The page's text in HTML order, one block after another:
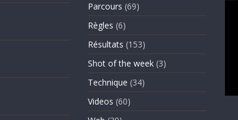
Parcours (69)
Règles (6)
Résultats (153)
Shot of the week (3)
Technique (34)
Videos (60)